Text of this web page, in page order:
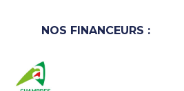
NOS FINANCEURS :